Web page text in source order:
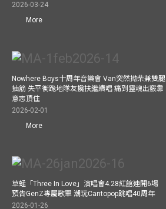
2026-03-24
More
Nowhere Boys十周年音樂會 Van突然拗柴兼雙腿
抽筋 失平衡跪地隊友攙扶繼續唱 痛到靈魂出竅靠
意志頂住
2026-02-01
More
草蜢「Three In Love」演唱會4.28紅館連開6場
預告GenZ專屬歌單 潮玩Cantopop跳唱40周年
2026-01-26